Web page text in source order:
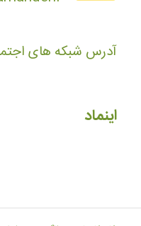
آدرس شبکه های
اینماد